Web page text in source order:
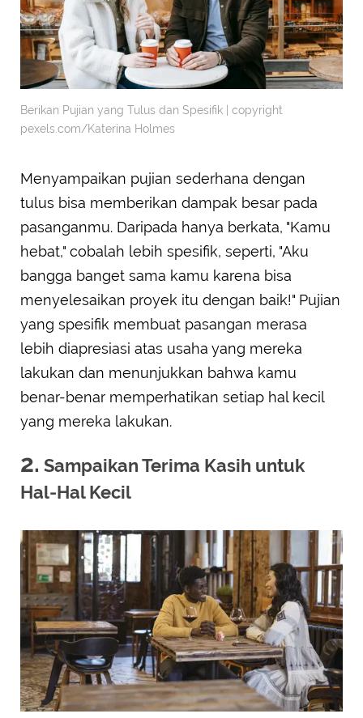
Berikan Pujian yang Tulus dan Spesifik | copyright
pexels.com/Katerina Holmes
Menyampaikan pujian sederhana dengan
tulus bisa memberikan dampak besar pada
pasanganmu. Daripada hanya berkata, "Kamu
hebat," cobalah lebih spesifik, seperti, "Aku
bangga banget sama kamu karena bisa
menyelesaikan proyek itu dengan baik!" Pujian
yang spesifik membuat pasangan merasa
lebih diapresiasi atas usaha yang mereka
lakukan dan menunjukkan bahwa kamu
benar-benar memperhatikan setiap hal kecil
yang mereka lakukan.
2. Sampaikan Terima Kasih untuk
Hal-Hal Kecil